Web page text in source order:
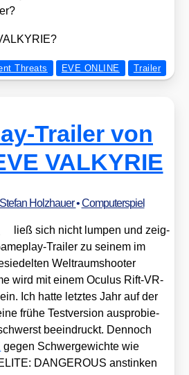
Threats EVE ONLINE Trailer
Trailer von
VALKYRIE
Stefan Holzhauer•Computerspiel
ließ sich nicht lum­pen und zeig­
Trai­ler zu sei­nem im
Welt­raum­shoo­ter
wird mit einem Ocu­lus Rift-VR-
Ich hat­te letz­tes Jahr auf der
frü­he Test­ver­si­on aus­pro­bie­
beein­druckt. Den­noch
gegen Schwer­ge­wich­te wie
DANGEROUS anstin­ken